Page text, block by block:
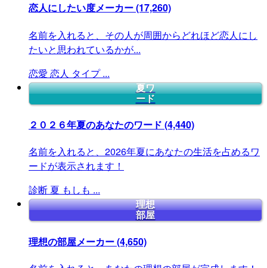
恋人にしたい度メーカー(17,260)
名前を入れると、その人が周囲からどれほど恋人にし
たいと思われているかが...
恋愛 恋人 タイプ ...
夏ワ
ード
２０２６年夏のあなたのワード (4,440)
名前を入れると、2026年夏にあなたの生活を占めるワ
ードが表示されます！
診断 夏 もしも ...
理想
部屋
理想の部屋メーカー(4,650)